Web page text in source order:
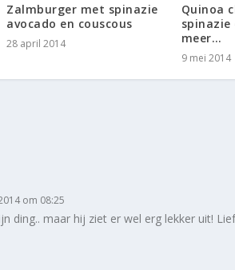
Zalmburger met spinazie
avocado en couscous
28 april 2014
Quinoa
spinazie
meer…
9 mei 2014
om 08:25
ding.. maar hij ziet er wel erg lekker uit!